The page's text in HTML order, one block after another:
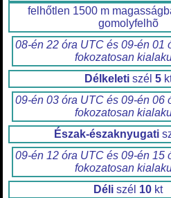
felhőtlen 1500 m
gomolyfelhõ
08-én 22 óra UTC és 09-én 01
fokozatosan
Délkeletiszél 5
09-én 03 óra UTC és 09-én 06
fokozatosan
Észak-északnyugati
09-én 12 óra UTC és 09-én 15
fokozatosan
Déli szél 10 kt